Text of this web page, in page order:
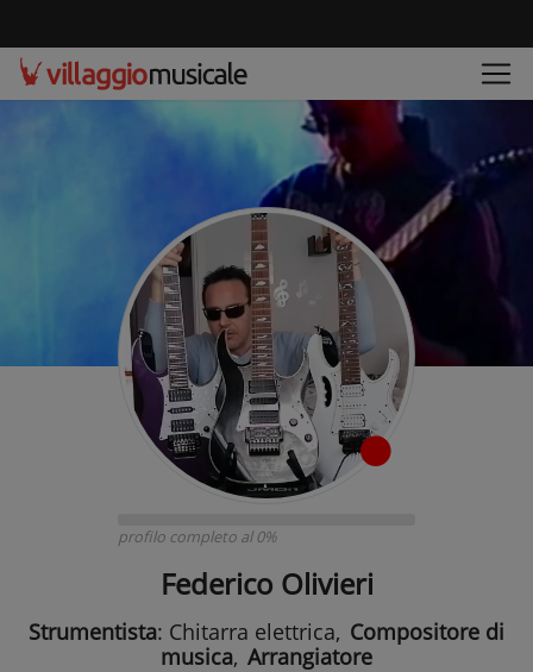
profilo completo al 0%
Federico Olivieri
Strumentista: Chitarra elettrica, Compositore di
musica, Arrangiatore